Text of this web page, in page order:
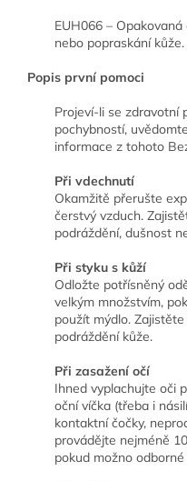
EUH066 –
nebo popraskání kůže.
Popis první pomoci
Projeví-li se zdravotní
pochybností,
informace z tohoto
Při vdechnutí
Okamžitě přerušte
čerstvý vzduch.
podráždění, dušnost
Při styku s kůží
Odložte potřísněný
velkým množstvím,
použít mýdlo.
podráždění kůže.
Při zasažení očí
Ihned vyplachujte oči
oční víčka (třeba i
kontaktní čočky,
provádějte nejméně
pokud možno